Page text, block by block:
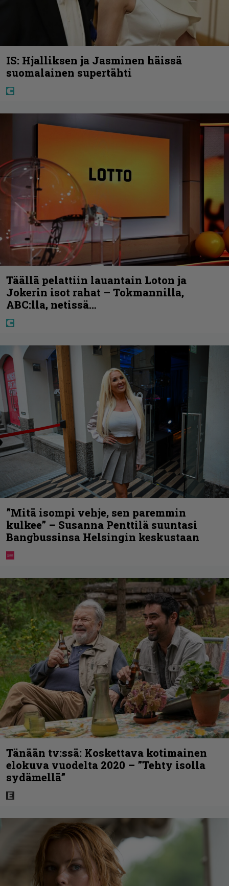
IS: Hjalliksen ja Jasminen häissä
suomalainen supertähti
Täällä pelattiin lauantain Loton ja
Jokerin isot rahat – Tokmannilla,
ABC:lla, netissä…
”Mitä isompi vehje, sen paremmin
kulkee” – Susanna Penttilä suuntasi
Bangbussinsa Helsingin keskustaan
Tänään tv:ssä: Koskettava kotimainen
elokuva vuodelta 2020 – ”Tehty isolla
sydämellä”